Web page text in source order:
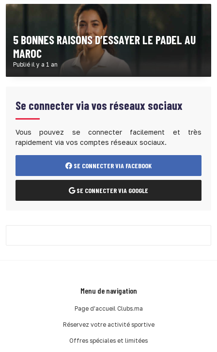
5 BONNES RAISONS D’ESSAYER LE PADEL AU
MAROC
Publié il y a 1 an
Se connecter via vos réseaux sociaux
Vous pouvez se connecter facilement et très
rapidement via vos comptes réseaux sociaux.
SE CONNECTER VIA FACEBOOK
SE CONNECTER VIA GOOGLE
Menu de navigation
Page d'accueil Clubs.ma
Réservez votre activité sportive
Offres spéciales et limitées